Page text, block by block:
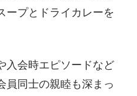
ープとドライカレーを
入会時エピソードなど
員同士の親睦も深まっ